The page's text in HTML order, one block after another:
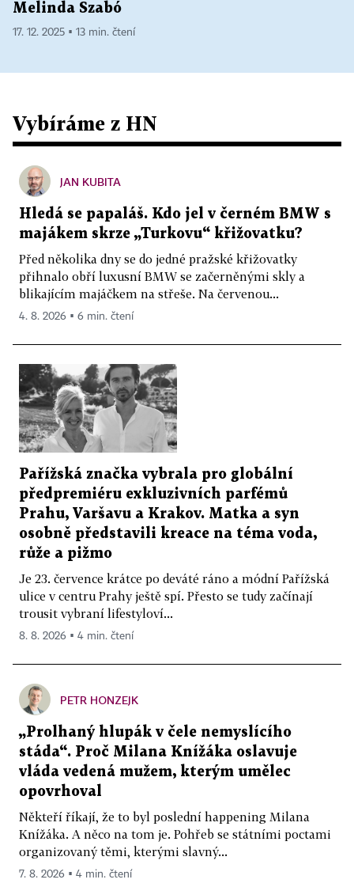
Melinda Szabó
17. 12. 2025 ▪ 13 min. čtení
Vybíráme z HN
JAN KUBITA
Hledá se papaláš. Kdo jel v černém BMW s
majákem skrze „Turkovu“ křižovatku?
Před několika dny se do jedné pražské křižovatky
přihnalo obří luxusní BMW se začerněnými skly a
blikajícím majáčkem na střeše. Na červenou...
4. 8. 2026 ▪ 6 min. čtení
Pařížská značka vybrala pro globální
předpremiéru exkluzivních parfémů
Prahu, Varšavu a Krakov. Matka a syn
osobně představili kreace na téma voda,
růže a pižmo
Je 23. července krátce po deváté ráno a módní Pařížská
ulice v centru Prahy ještě spí. Přesto se tudy začínají
trousit vybraní lifestyloví...
8. 8. 2026 ▪ 4 min. čtení
PETR HONZEJK
„Prolhaný hlupák v čele nemyslícího
stáda“. Proč Milana Knížáka oslavuje
vláda vedená mužem, kterým umělec
opovrhoval
Někteří říkají, že to byl poslední happening Milana
Knížáka. A něco na tom je. Pohřeb se státními poctami
organizovaný těmi, kterými slavný...
7. 8. 2026 ▪ 4 min. čtení